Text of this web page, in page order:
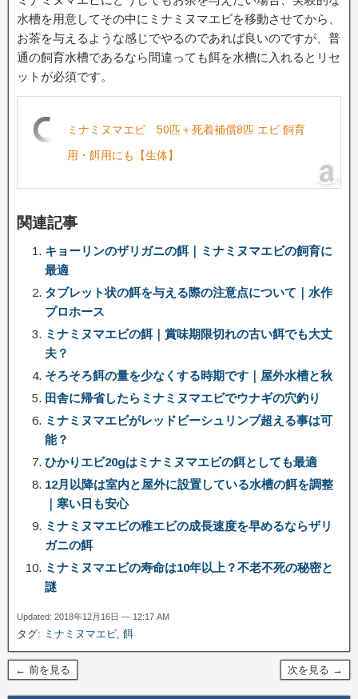
水槽を用意してその中にミナミヌマエビを移動させてから、
お茶を与えるような感じでやるのであれば良いのですが、普
通の飼育水槽であるなら間違っても餌を水槽に入れるとリセ
ットが必須です。
ミナミヌマエビ 50匹＋死着補償8匹 エビ 飼育
用・餌用にも【生体】
関連記事
キョーリンのザリガニの餌｜ミナミヌマエビの飼育に
最適
タブレット状の餌を与える際の注意点について｜水作
プロホース
ミナミヌマエビの餌｜賞味期限切れの古い餌でも大丈
夫？
そろそろ餌の量を少なくする時期です｜屋外水槽と秋
田舎に帰省したらミナミヌマエビでウナギの穴釣り
ミナミヌマエビがレッドビーシュリンプ超える事は可
能？
ひかりエビ20gはミナミヌマエビの餌としても最適
12月以降は室内と屋外に設置している水槽の餌を調整
｜寒い日も安心
ミナミヌマエビの稚エビの成長速度を早めるならザリ
ガニの餌
ミナミヌマエビの寿命は10年以上？不老不死の秘密と
謎
Updated: 2018年12月16日 — 12:17 AM
タグ: ミナミヌマエビ, 餌
← 前を見る 次を見る →